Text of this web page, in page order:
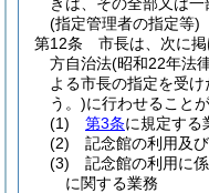
(指定管理者の指定等)
第12条
市長は、次に
方自治法(昭和22年法
よる市長の指定を受け
う。)に行わせることが
(1)
第3条に規定する
(2)
記念館の利用及
(3)
記念館の利用に
に関する業務